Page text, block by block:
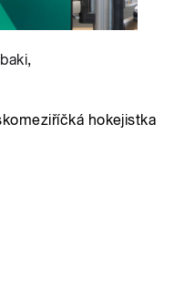
,
hokejistka